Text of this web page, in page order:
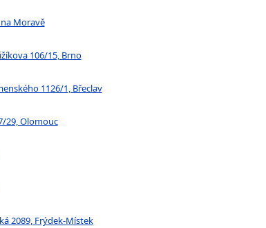
Moravě
106/15, Brno
1126/1, Břeclav
29, Olomouc
2089, Frýdek-Místek